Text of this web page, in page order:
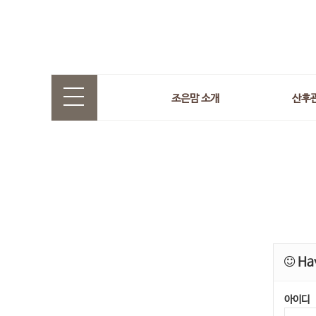
조은맘 소개 산후
아이디